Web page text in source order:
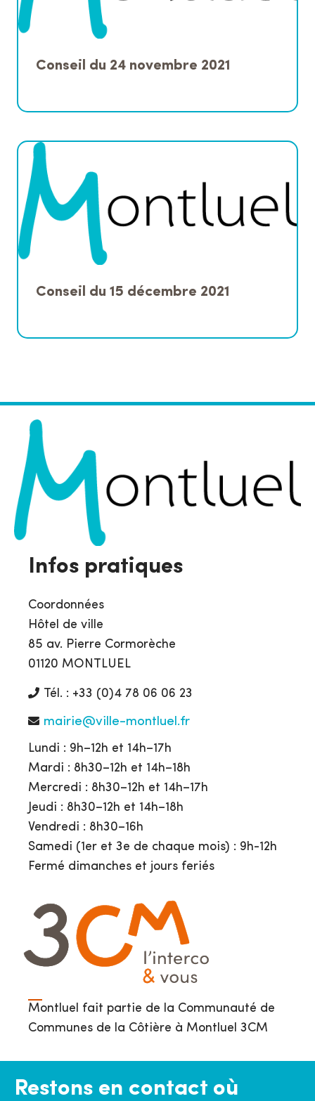
Conseil du 24 novembre 2021
Conseil du 15 décembre 2021
Infos pratiques
Coordonnées
Hôtel de ville
85 av. Pierre Cormorèche
01120 MONTLUEL
Tél. : +33 (0)4 78 06 06 23
mairie@ville-montluel.fr
Lundi : 9h–12h et 14h–17h
Mardi : 8h30–12h et 14h–18h
Mercredi : 8h30–12h et 14h–17h
Jeudi : 8h30–12h et 14h–18h
Vendredi : 8h30–16h
Samedi (1er et 3e de chaque mois) : 9h-12h
Fermé dimanches et jours feriés
Montluel fait partie de la Communauté de
Communes de la Côtière à Montluel 3CM
Restons en contact où